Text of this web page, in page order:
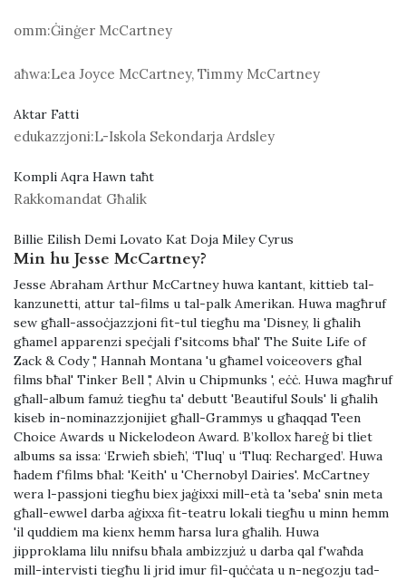
omm:Ġinġer McCartney
aħwa:Lea Joyce McCartney, Timmy McCartney
Aktar Fatti
edukazzjoni:L-Iskola Sekondarja Ardsley
Kompli Aqra Hawn taħt
Rakkomandat Għalik
Billie Eilish Demi Lovato Kat Doja Miley Cyrus
Min hu Jesse McCartney?
Jesse Abraham Arthur McCartney huwa kantant, kittieb tal-
kanzunetti, attur tal-films u tal-palk Amerikan. Huwa magħruf
sew għall-assoċjazzjoni fit-tul tiegħu ma 'Disney, li għalih
għamel apparenzi speċjali f'sitcoms bħal' The Suite Life of
Zack & Cody ',' Hannah Montana 'u għamel voiceovers għal
films bħal' Tinker Bell ',' Alvin u Chipmunks ', eċċ. Huwa magħruf
għall-album famuż tiegħu ta' debutt 'Beautiful Souls' li għalih
kiseb in-nominazzjonijiet għall-Grammys u għaqqad Teen
Choice Awards u Nickelodeon Award. B’kollox ħareġ bi tliet
albums sa issa: ‘Erwieħ sbieħ’, ‘Tluq’ u ‘Tluq: Recharged’. Huwa
ħadem f'films bħal: 'Keith' u 'Chernobyl Dairies'. McCartney
wera l-passjoni tiegħu biex jaġixxi mill-età ta 'seba' snin meta
għall-ewwel darba aġixxa fit-teatru lokali tiegħu u minn hemm
'il quddiem ma kienx hemm ħarsa lura għalih. Huwa
jipproklama lilu nnifsu bħala ambizzjuż u darba qal f'waħda
mill-intervisti tiegħu li jrid imur fil-quċċata u n-negozju tad-